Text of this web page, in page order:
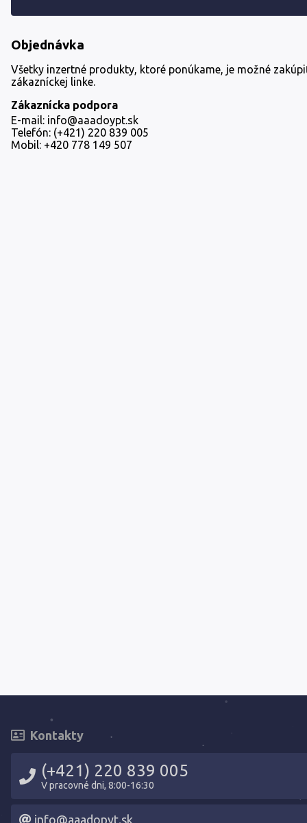
Objednávka
Všetky inzertné produkty, ktoré ponúkame, je možné
zákazníckej linke.
Zákaznícka podpora
E-mail: info@aaadoypt.sk
Telefón: (+421) 220 839 005
Mobil: +420 778 149 507
Kontakty
(+421) 220 839 005
V pracovné dni, 8:00-16:30
info@aaadopyt.sk